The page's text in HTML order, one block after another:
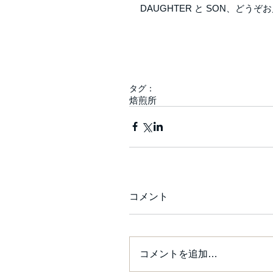
DAUGHTER と SON、どうぞお
タグ：
焙煎所
コメント
コメントを追加…